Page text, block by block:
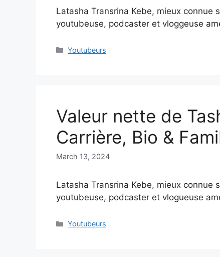
Latasha Transrina Kebe, mieux connue
youtubeuse, podcaster et vloggeuse
Categories
Youtubeurs
Valeur nette de
Carrière, Bio &
March 13, 2024
Latasha Transrina Kebe, mieux connue
youtubeuse, podcaster et vlogueuse
Categories
Youtubeurs